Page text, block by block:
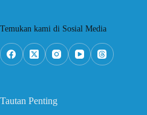
Temukan kami di Sosial Media
Tautan Penting